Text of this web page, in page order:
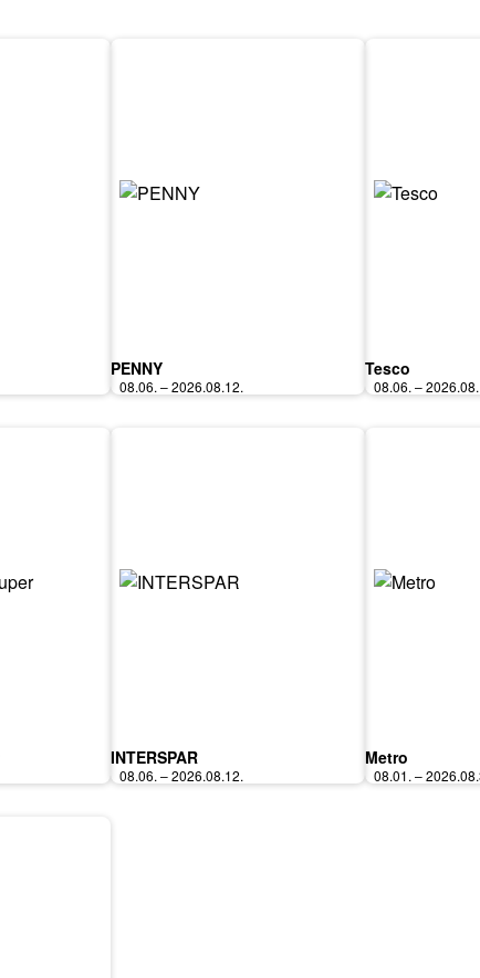
PENNY
08.06. – 2026.08.12.
Tesco
08.06. –
INTERSPAR
08.06. – 2026.08.12.
Metro
08.01. –